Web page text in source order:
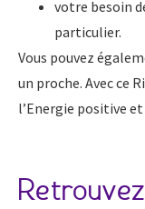
votre besoin
particulier.
Vous pouvez
un proche. Avec ce
l’Energie positive et